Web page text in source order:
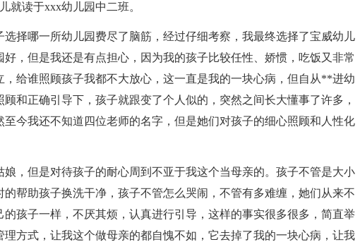
就读于xxx幼儿园中二班。
择哪一所幼儿园费尽了脑筋，经过仔细考察，我最终选择了宝威幼儿
，但是我还是有点担心，因为我的孩子比较任性、娇惯，吃饭又非常
给谁照顾孩子我都不大放心，这一直是我的一块心病，但自从**进幼
和正确引导下，孩子就跟变了个人似的，突然之间长大懂事了许多，
今我还不知道四位老师的名字，但是她们对孩子的细心照顾和人性化
娘，但是对待孩子的耐心周到不亚于我这个当母亲的。孩子不管是大小
帮助孩子换洗干净，孩子不管怎么哭闹，不管有多难缠，她们从来不
孩子一样，不厌其烦，认真进行引导，这样的事实很多很多，简直举
方式，让我这个做母亲的都自愧不如，它去掉了我的一块心病，让我